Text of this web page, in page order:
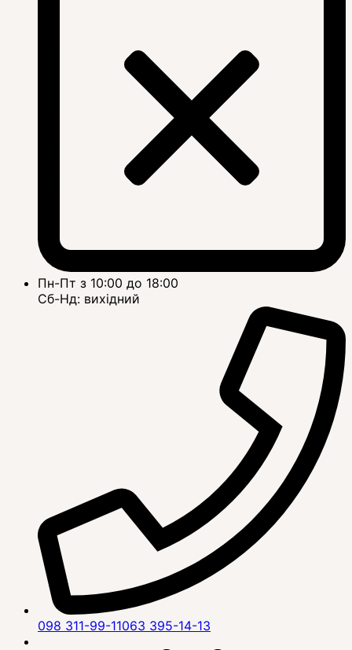
Пн-Пт з 10:00 до 18:00
Сб-Нд: вихідний
098 311-99-11063 395-14-13